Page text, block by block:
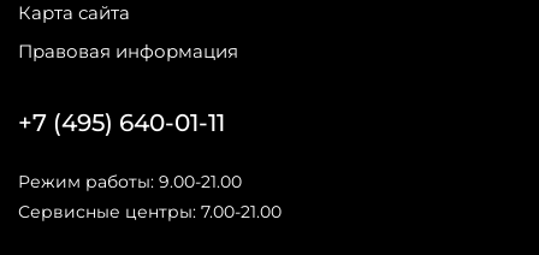
Карта сайта
Правовая информация
+7 (495) 640-01-11
Режим работы: 9.00-21.00
Сервисные центры: 7.00-21.00